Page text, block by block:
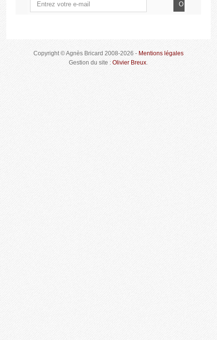
Copyright © Agnès Bricard 2008-2026 - Mentions légales
Gestion du site :Olivier Breux.